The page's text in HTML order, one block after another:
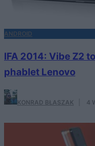
ANDROID
IFA 2014: Vibe Z2
phablet Lenovo
KONRAD BŁASZAK 4